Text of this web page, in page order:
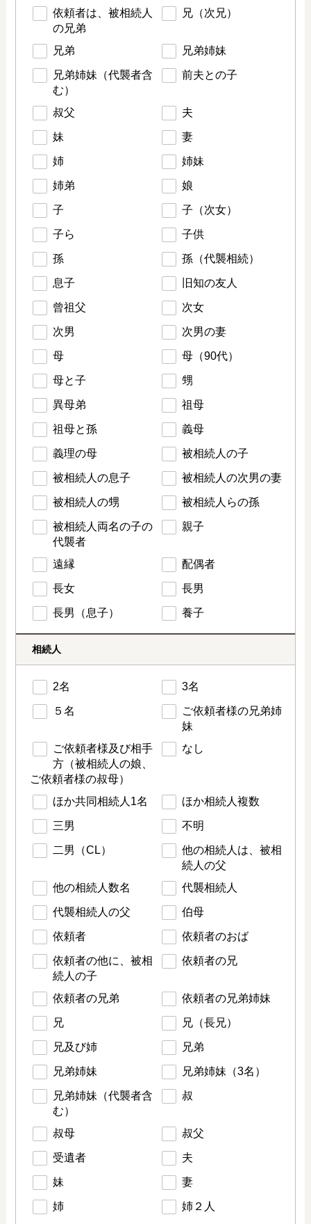
依頼者は、被相続人
の兄弟
兄（次兄）
兄弟 兄弟姉妹
兄弟姉妹（代襲者含
む）
前夫との子
叔父 夫
妹 妻
姉 姉妹
姉弟 娘
子 子（次女）
子ら 子供
孫 孫（代襲相続）
息子 旧知の友人
曾祖父 次女
次男 次男の妻
母 母（90代）
母と子 甥
異母弟 祖母
祖母と孫 義母
義理の母 被相続人の子
被相続人の息子 被相続人の次男の妻
被相続人の甥 被相続人らの孫
被相続人両名の子の
代襲者
親子
遠縁 配偶者
長女 長男
長男（息子） 養子
相続人
2名 3名
５名
ご依頼者様の兄弟姉
妹
ご依頼者様及び相手
方（被相続人の娘、
ご依頼者様の叔母）
なし
ほか共同相続人1名 ほか相続人複数
三男 不明
二男（CL）
他の相続人は、被相
続人の父
他の相続人数名
代襲相続人
代襲相続人の父 伯母
依頼者 依頼者のおば
依頼者の他に、被相
続人の子
依頼者の兄
依頼者の兄弟 依頼者の兄弟姉妹
兄 兄（長兄）
兄及び姉 兄弟
兄弟姉妹 兄弟姉妹（3名）
兄弟姉妹（代襲者含
む）
叔
叔母 叔父
受遺者 夫
妹 妻
姉 姉２人